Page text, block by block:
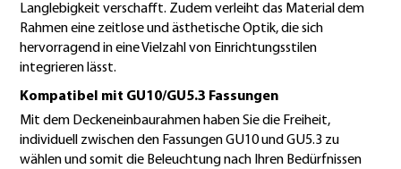
Langlebigkeit verschafft. Zudem verleiht das Material dem
Rahmen eine zeitlose und ästhetische Optik, die sich
hervorragend in eine Vielzahl von Einrichtungsstilen
integrieren lässt.
Kompatibel mit GU10/GU5.3 Fassungen
Mit dem Deckeneinbaurahmen haben Sie die Freiheit,
individuell zwischen den Fassungen GU10 und GU5.3 zu
wählen und somit die Beleuchtung nach Ihren Bedürfnissen